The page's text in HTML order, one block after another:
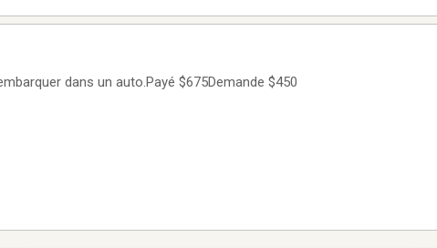
dans un auto.Payé $675Demande $450